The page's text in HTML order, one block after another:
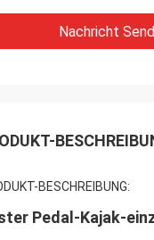
Nachricht
BESCHREIBUNG:
Pedal-Kajak-